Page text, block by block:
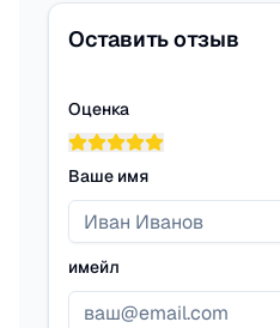
Оставить отзыв
Оценка
Ваше имя
имейл